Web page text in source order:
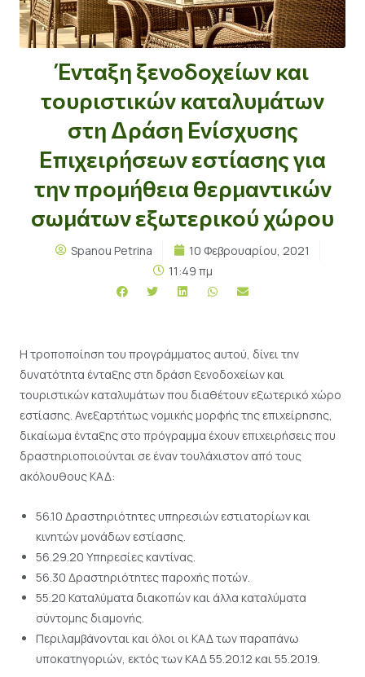
Ένταξη ξενοδοχείων και
τουριστικών καταλυμάτων
στη Δράση Ενίσχυσης
Επιχειρήσεων εστίασης για
την προμήθεια θερμαντικών
σωμάτων εξωτερικού χώρου
Spanou Petrina
10 Φεβρουαρίου, 2021
11:49 πμ
Η τροποποίηση του προγράμματος αυτού, δίνει την
δυνατότητα ένταξης στη δράση ξενοδοχείων και
τουριστικών καταλυμάτων που διαθέτουν εξωτερικό χώρο
εστίασης. Ανεξαρτήτως νομικής μορφής της επιχείρησης,
δικαίωμα ένταξης στο πρόγραμμα έχουν επιχειρήσεις που
δραστηριοποιούνται σε έναν τουλάχιστον από τους
ακόλουθους ΚΑΔ:
56.10 Δραστηριότητες υπηρεσιών εστιατορίων και
κινητών μονάδων εστίασης.
56.29.20 Υπηρεσίες καντίνας.
56.30 Δραστηριότητες παροχής ποτών.
55.20 Καταλύματα διακοπών και άλλα καταλύματα
σύντομης διαμονής.
Περιλαμβάνονται και όλοι οι ΚΑΔ των παραπάνω
υποκατηγοριών, εκτός των ΚΑΔ 55.20.12 και 55.20.19.